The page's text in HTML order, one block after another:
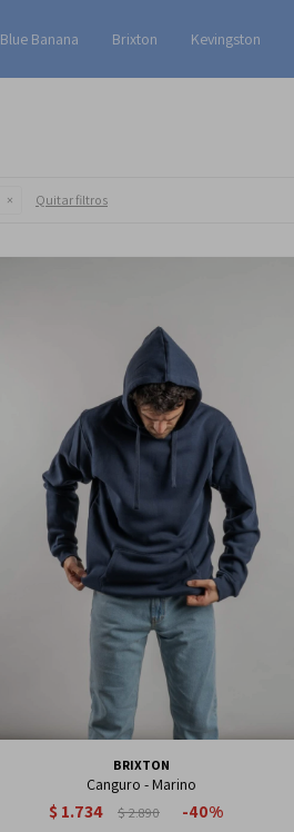
Blue Banana Brixton Kevingston
Quitar filtros
BRIXTON
Canguro - Marino
$1.734 $2.890 40